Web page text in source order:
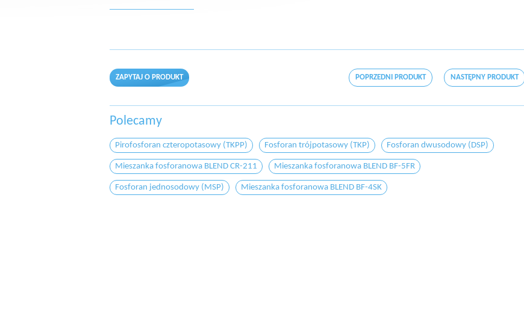
ZAPYTAJ O PRODUKT POPRZEDNI PRODUKT NASTĘPNY PRODUKT
Polecamy
Pirofosforan czteropotasowy (TKPP) Fosforan trójpotasowy (TKP) Fosforan dwusodowy (DSP)
Mieszanka fosforanowa BLEND CR-211 Mieszanka fosforanowa BLEND BF-5FR
Fosforan jednosodowy (MSP) Mieszanka fosforanowa BLEND BF-4SK